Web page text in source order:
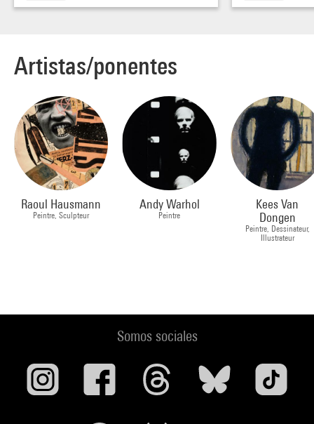
Artistas/ponentes
Raoul Hausmann
Peintre, Sculpteur
Andy Warhol
Peintre
Kees Van
Dongen
Peintre, Dessinateur,
Illustrateur
Somos sociales